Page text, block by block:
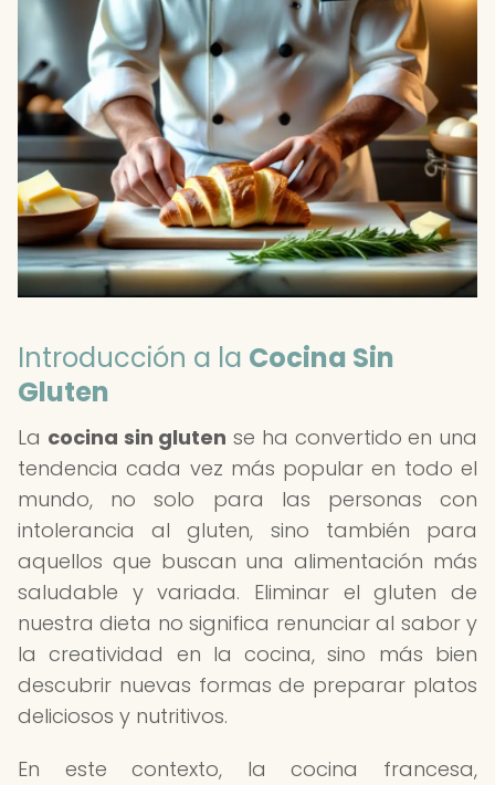
Introducción a la Cocina Sin
Gluten
La cocina sin gluten se ha convertido en una
tendencia cada vez más popular en todo el
mundo, no solo para las personas con
intolerancia al gluten, sino también para
aquellos que buscan una alimentación más
saludable y variada. Eliminar el gluten de
nuestra dieta no significa renunciar al sabor y
la creatividad en la cocina, sino más bien
descubrir nuevas formas de preparar platos
deliciosos y nutritivos.
En este contexto, la cocina francesa,